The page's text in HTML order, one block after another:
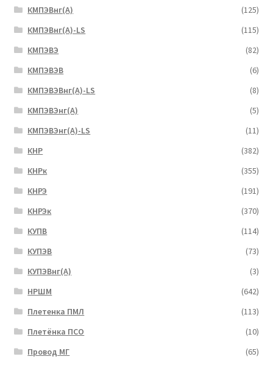
КМПЭВнг(А)
(125)
КМПЭВнг(А)-LS
(115)
КМПЭВЭ
(82)
КМПЭВЭВ
(6)
КМПЭВЭВнг(А)-LS
(8)
КМПЭВЭнг(А)
(5)
КМПЭВЭнг(А)-LS
(11)
КНР
(382)
КНРк
(355)
КНРЭ
(191)
КНРЭк
(370)
КУПВ
(114)
КУПЭВ
(73)
КУПЭВнг(А)
(3)
НРШМ
(642)
Плетенка ПМЛ
(113)
Плетёнка ПСО
(10)
Провод МГ
(65)